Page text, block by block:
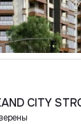
CITY